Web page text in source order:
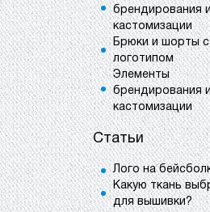
брендирования
кастомизации
Брюки и шорты с
логотипом
Элементы
брендирования
кастомизации
Статьи
Лого на
Какую ткань
для вышивки?